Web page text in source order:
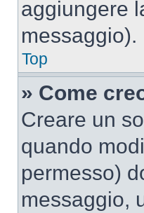
aggiungere
messaggio).
Top
» Come
Creare un
quando
permesso)
messaggio,